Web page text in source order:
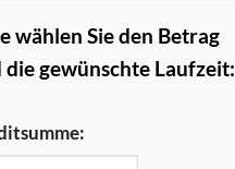
wählen Sie den Betrag
die gewünschte Laufzeit: